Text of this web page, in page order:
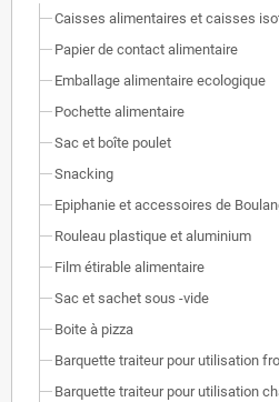
Caisses alimentaires et caisses
Papier de contact alimentaire
Emballage alimentaire ecologique
Pochette alimentaire
Sac et boîte poulet
Snacking
Epiphanie et accessoires de
Rouleau plastique et aluminium
Film étirable alimentaire
Sac et sachet sous -vide
Boite à pizza
Barquette traiteur pour utilisation
Barquette traiteur pour utilisation